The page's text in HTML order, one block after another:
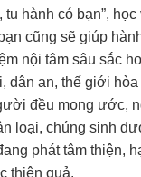
tu hành có bạn”,
cũng sẽ giúp
nội tâm sâu sắc
dân an, thế giới hòa
đều mong ước,
loại, chúng sinh
phát tâm thiện,
thiện quả.